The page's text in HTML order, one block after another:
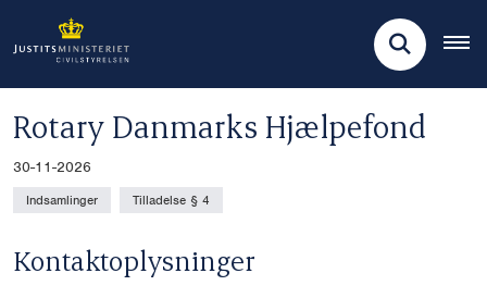
Rotary Danmarks Hjælpefond
30-11-2026
Indsamlinger Tilladelse § 4
Kontaktoplysninger